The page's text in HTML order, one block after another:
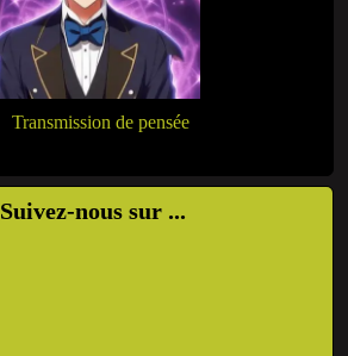
Transmission de pensée
Suivez-nous sur ...